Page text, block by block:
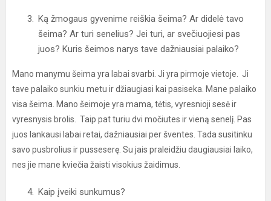
Ką žmogaus gyvenime reiškia šeima? Ar didelė tavo
šeima? Ar turi senelius? Jei turi, ar svečiuojiesi pas
juos? Kuris šeimos narys tave dažniausiai palaiko?
Mano manymu šeima yra labai svarbi. Ji yra pirmoje vietoje. Ji
tave palaiko sunkiu metu ir džiaugiasi kai pasiseka. Mane palaiko
visa šeima. Mano šeimoje yra mama, tėtis, vyresnioji sesė ir
vyresnysis brolis. Taip pat turiu dvi močiutes ir vieną senelį. Pas
juos lankausi labai retai, dažniausiai per šventes. Tada susitinku
savo pusbrolius ir pusseserę. Su jais praleidžiu daugiausiai laiko,
nes jie mane kviečia žaisti visokius žaidimus.
Kaip įveiki sunkumus?